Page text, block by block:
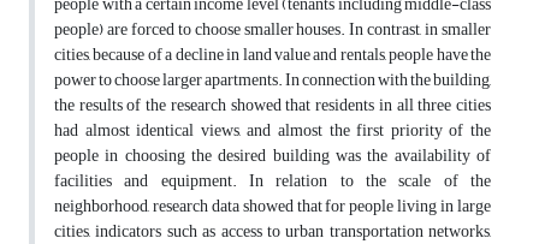
people) are forced to choose smaller houses. In contrast, in smaller
cities, because of a decline in land value and rentals, people have the
power to choose larger apartments. In connection with the building,
the results of the research showed that residents in all three cities
had almost identical views, and almost the first priority of the
people in choosing the desired building was the availability of
facilities and equipment. In relation to the scale of the
neighborhood, research data showed that for people living in large
cities, indicators such as access to urban transportation networks,